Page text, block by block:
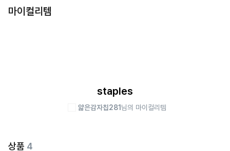
마이컬리템
staples
얇은감자칩281 님의 마이컬리템
상품 4